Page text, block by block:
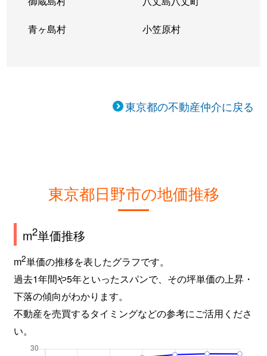
青ヶ島村 小笠原村
東京都の不動産仲介に戻る
東京都日野市の地価推移
m2単価推移
m2単価の推移を表したグラフです。
過去1年間や5年といったスパンで、その坪単価の上昇・
下落の傾向がわかります。
不動産を売買するタイミングなどの参考にご活用くださ
い。